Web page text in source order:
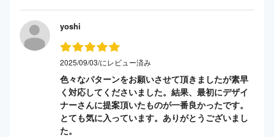
yoshi
2025/09/03/にレビュー済み
色々なパターンをお願いさせて頂きましたが素早
く対応してくださいました。結果、最初にデザイ
ナーさんに提案頂いたものが一番良かったです。
とても気に入っています。ありがとうございまし
た。